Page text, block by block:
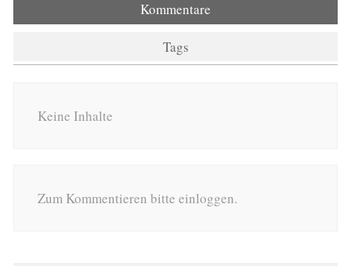
Kommentare
Tags
Keine Inhalte
Zum Kommentieren bitte einloggen.